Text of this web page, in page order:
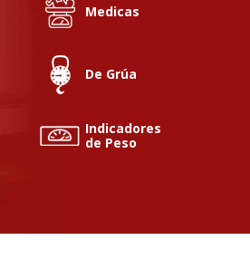
Medicas
De Grúa
Indicadores
de Peso